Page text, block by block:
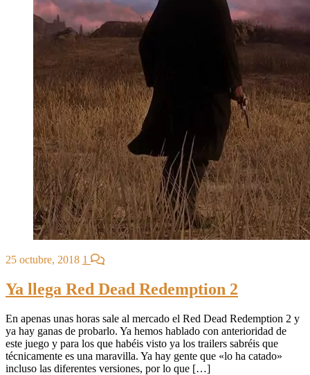
25 octubre, 2018 1
Ya llega Red Dead Redemption 2
En apenas unas horas sale al mercado el Red Dead Redemption 2 y
ya hay ganas de probarlo. Ya hemos hablado con anterioridad de
este juego y para los que habéis visto ya los trailers sabréis que
técnicamente es una maravilla. Ya hay gente que «lo ha catado»
incluso las diferentes versiones, por lo que […]